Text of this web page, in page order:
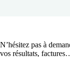
N’hésitez pas à
vos résultats,